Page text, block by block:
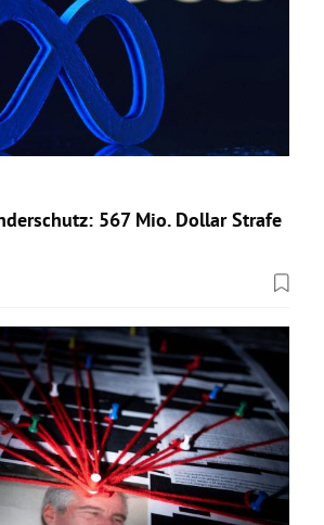
567 Mio. Dollar Strafe